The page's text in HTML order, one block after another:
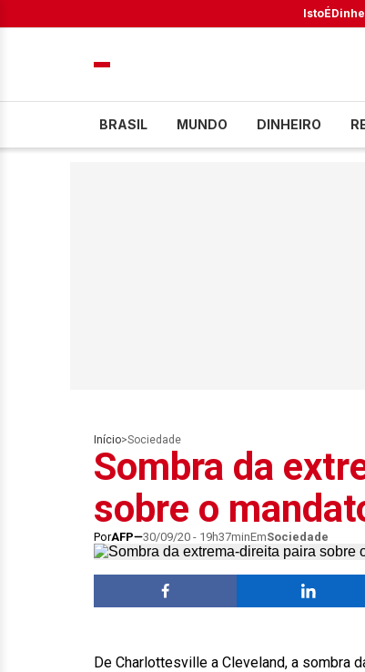
IstoÉ
BRASIL MUNDO DINHEIRO
Início>Sociedade
Sombra da
sobre o
PorAFP 30/09/20 - 19h37minEmSociedade
De Charlottesville a Cleveland, a sombra